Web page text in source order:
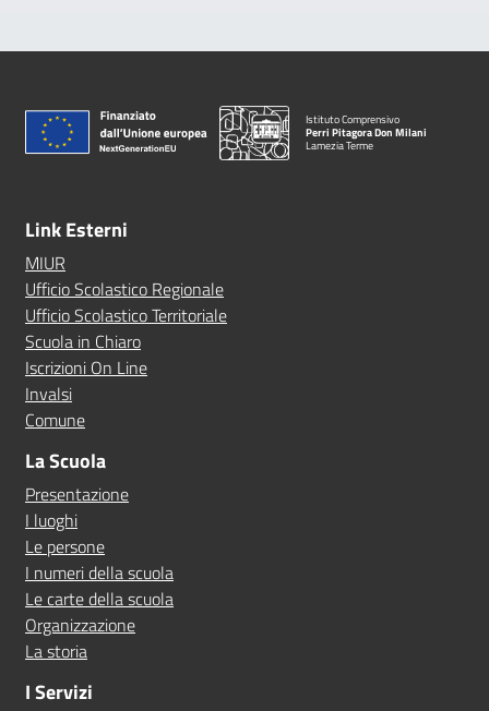
Istituto Comprensivo
Perri Pitagora Don Milani
Lamezia Terme
Link Esterni
MIUR
Ufficio Scolastico Regionale
Ufficio Scolastico Territoriale
Scuola in Chiaro
Iscrizioni On Line
Invalsi
Comune
La Scuola
Presentazione
I luoghi
Le persone
I numeri della scuola
Le carte della scuola
Organizzazione
La storia
I Servizi